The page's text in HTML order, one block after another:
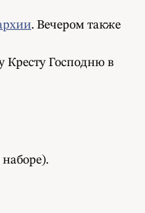
. Вечером также
Кресту Господню в